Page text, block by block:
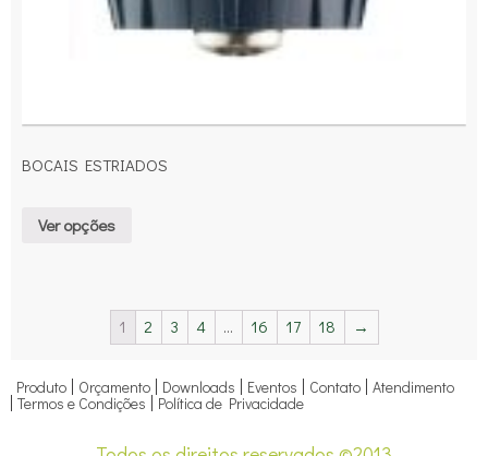
BOCAIS ESTRIADOS
Ver opções
1 2 3 4 … 16 17 18 →
Produto Orçamento Downloads Eventos Contato Atendimento
Termos e Condições Política de Privacidade